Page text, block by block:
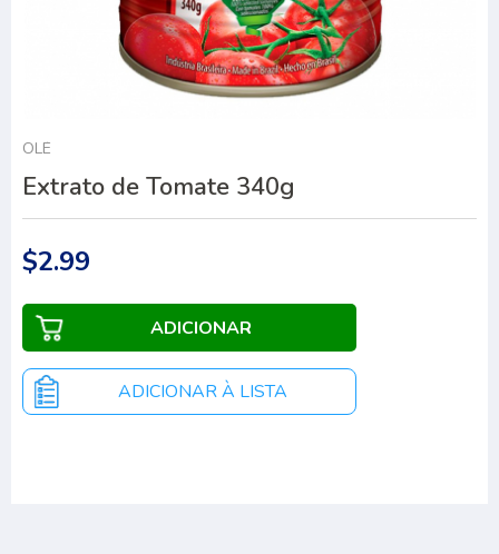
OLÉ
Extrato de Tomate 340g
$2.99